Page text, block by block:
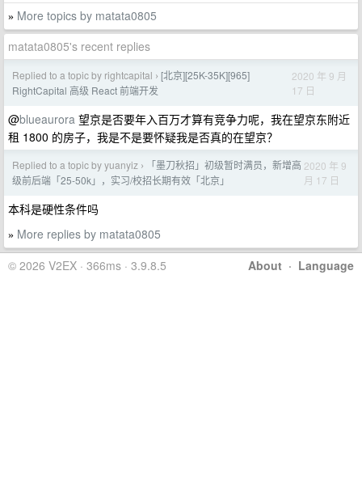
» More topics by matata0805
matata0805's recent replies
Replied to a topic by rightcapital › [北京][25K-35K][965]
RightCapital 高级 React 前端开发
2020 年 9 月
17 日
@blueaurora 望京是否要年入百万才算有竞争力呢，我在望京东附近
租 1800 的房子，我是不是要怀疑我是否真的在望京？
Replied to a topic by yuanyiz ›
「墨刀秋招」初级暂时满员，新增高
级前后端「25-50k」，实习/校招长期有效「北京」
2020 年 9
月 17 日
本科是硬性条件吗
» More replies by matata0805
About · Language
© 2026 V2EX · 366ms · 3.9.8.5